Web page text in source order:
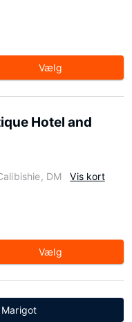
Vælg
Hotel and
DM Vis kort
Vælg